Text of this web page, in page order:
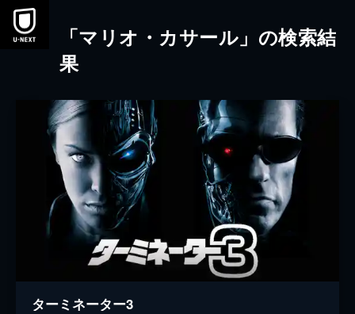
本文へスキップ
「マリオ・カサール」の検索結
果
ターミネーター3